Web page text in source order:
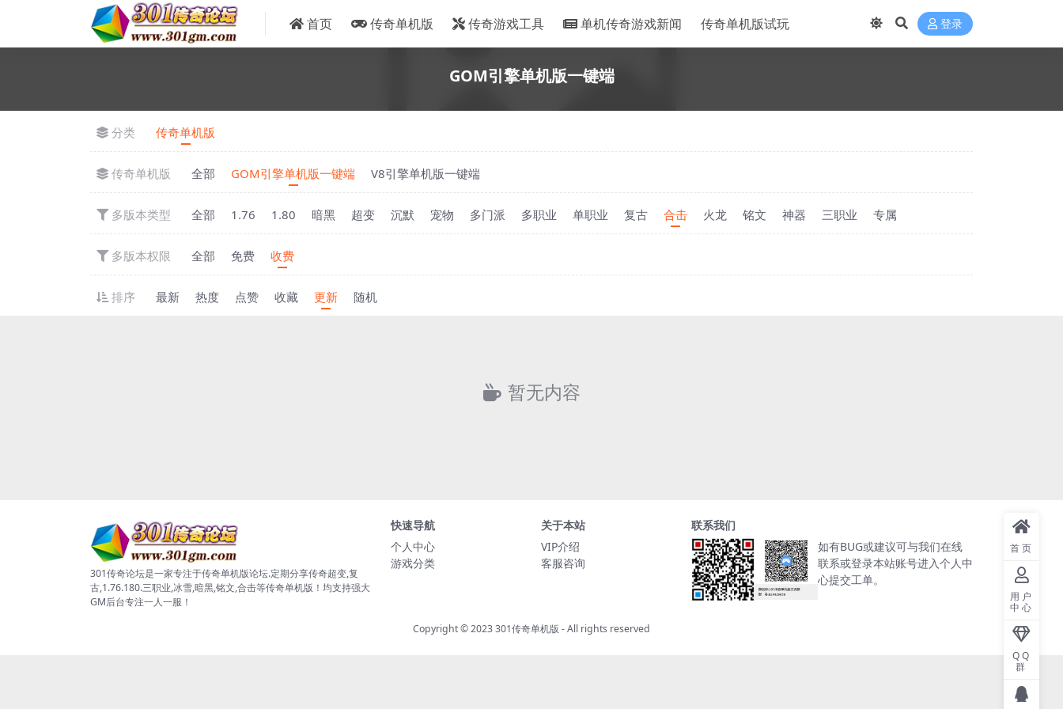
首页 传奇单机版 传奇游戏工具 单机传奇游戏新闻 传奇单机版试玩 登录
GOM引擎单机版一键端
分类 传奇单机版
传奇单机版 全部 GOM引擎单机版一键端 V8引擎单机版一键端
多版本类型 全部 1.76 1.80 暗黑 超变 沉默 宠物 多门派 多职业 单职业 复古 合击 火龙 铭文 神器 三职业 专属
多版本权限 全部 免费 收费
排序 最新 热度 点赞 收藏 更新 随机
暂无内容
301传奇论坛是一家专注于传奇单机版论坛.定期分享传奇超变,复
古,1.76.180.三职业,冰雪,暗黑,铭文,合击等传奇单机版！均支持强大
GM后台专注一人一服！
快速导航
个人中心
游戏分类
关于本站
VIP介绍
客服咨询
联系我们
如有BUG或建议可与我们在线
联系或登录本站账号进入个人中
心提交工单。
Copyright © 2023301传奇单机版 - All rights reserved
首页
用户
中心
QQ
群